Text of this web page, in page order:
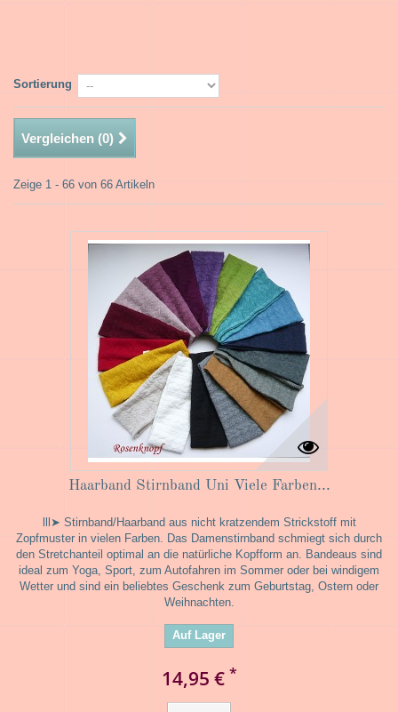
Sortierung
Vergleichen (0)
Zeige 1 - 66 von 66 Artikeln
Haarband Stirnband Uni Viele Farben...
lll➤ Stirnband/Haarband aus nicht kratzendem Strickstoff mit
Zopfmuster in vielen Farben. Das Damenstirnband schmiegt sich durch
den Stretchanteil optimal an die natürliche Kopfform an. Bandeaus sind
ideal zum Yoga, Sport, zum Autofahren im Sommer oder bei windigem
Wetter und sind ein beliebtes Geschenk zum Geburtstag, Ostern oder
Weihnachten.
Auf Lager
14,95 € *